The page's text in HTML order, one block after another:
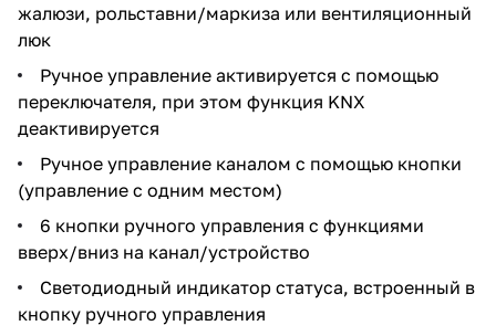
жалюзи, рольставни/маркиза или вентиляционный
люк
Ручное управление активируется с помощью
переключателя, при этом функция KNX
деактивируется
Ручное управление каналом с помощью кнопки
(управление с одним местом)
6 кнопки ручного управления с функциями
вверх/вниз на канал/устройство
Светодиодный индикатор статуса, встроенный в
кнопку ручного управления